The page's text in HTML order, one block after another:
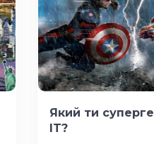
Який ти
IT?